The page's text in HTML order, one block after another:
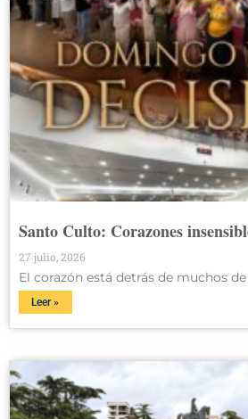
Santo Culto: Corazones
27 julio, 2026
El corazón está detrás de muchos
Leer »